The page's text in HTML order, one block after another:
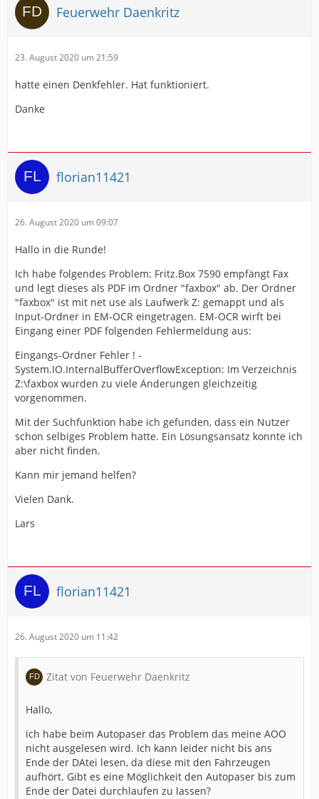
Feuerwehr Daenkritz
23. August 2020 um 21:59
hatte einen Denkfehler. Hat funktioniert.
Danke
florian11421
26. August 2020 um 09:07
Hallo in die Runde!
Ich habe folgendes Problem: Fritz.Box 7590 empfängt Fax
und legt dieses als PDF im Ordner "faxbox" ab. Der Ordner
"faxbox" ist mit net use als Laufwerk Z: gemappt und als
Input-Ordner in EM-OCR eingetragen. EM-OCR wirft bei
Eingang einer PDF folgenden Fehlermeldung aus:
Eingangs-Ordner Fehler ! -
System.IO.InternalBufferOverflowException: Im Verzeichnis
Z:\faxbox wurden zu viele Änderungen gleichzeitig
vorgenommen.
Mit der Suchfunktion habe ich gefunden, dass ein Nutzer
schon selbiges Problem hatte. Ein Lösungsansatz konnte ich
aber nicht finden.
Kann mir jemand helfen?
Vielen Dank.
Lars
florian11421
26. August 2020 um 11:42
Zitat von Feuerwehr Daenkritz
Hallo,
ich habe beim Autopaser das Problem das meine AOO
nicht ausgelesen wird. Ich kann leider nicht bis ans
Ende der DAtei lesen, da diese mit den Fahrzeugen
aufhört. Gibt es eine Möglichkeit den Autopaser bis zum
Ende der Datei durchlaufen zu lassen?